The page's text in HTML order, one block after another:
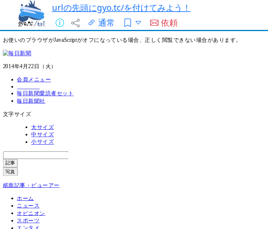
urlの先頭にgyo.tc/を付けてみよう！
通常
依頼